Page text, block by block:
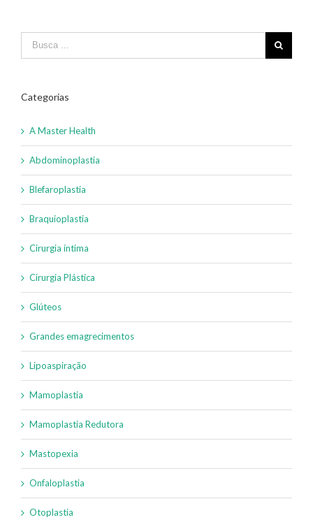
Categorias
A Master Health
Abdominoplastia
Blefaroplastia
Braquioplastia
Cirurgia íntima
Cirurgia Plástica
Glúteos
Grandes emagrecimentos
Lipoaspiração
Mamoplastia
Mamoplastia Redutora
Mastopexia
Onfaloplastia
Otoplastia